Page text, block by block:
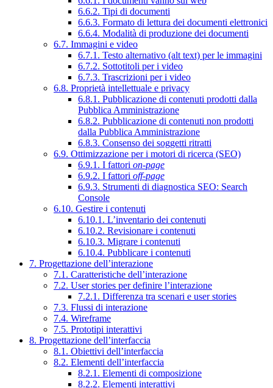
6.6.2. Tipi di documenti
6.6.3. Formato di lettura dei documenti elettronici
6.6.4. Modalità di produzione dei documenti
6.7. Immagini e video
6.7.1. Testo alternativo (alt text) per le immagini
6.7.2. Sottotitoli per i video
6.7.3. Trascrizioni per i video
6.8. Proprietà intellettuale e privacy
6.8.1. Pubblicazione di contenuti prodotti dalla
Pubblica Amministrazione
6.8.2. Pubblicazione di contenuti non prodotti
dalla Pubblica Amministrazione
6.8.3. Consenso dei soggetti ritratti
6.9. Ottimizzazione per i motori di ricerca (SEO)
6.9.1. I fattori on-page
6.9.2. I fattori off-page
6.9.3. Strumenti di diagnostica SEO: Search
Console
6.10. Gestire i contenuti
6.10.1. L’inventario dei contenuti
6.10.2. Revisionare i contenuti
6.10.3. Migrare i contenuti
6.10.4. Pubblicare i contenuti
7. Progettazione dell’interazione
7.1. Caratteristiche dell’interazione
7.2. User stories per definire l’interazione
7.2.1. Differenza tra scenari e user stories
7.3. Flussi di interazione
7.4. Wireframe
7.5. Prototipi interattivi
8. Progettazione dell’interfaccia
8.1. Obiettivi dell’interfaccia
8.2. Elementi dell’interfaccia
8.2.1. Elementi di composizione
8.2.2. Elementi interattivi